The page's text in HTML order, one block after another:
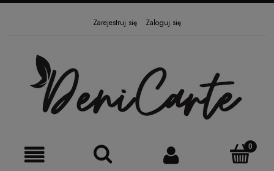
Zarejestruj się Zaloguj się